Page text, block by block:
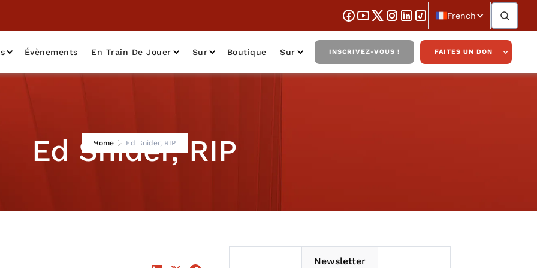
French
Évènements En Train De Jouer Sur Boutique Sur INSCRIVEZ-VOUS ! FAITES UN DON
Home Ed Snider, RIP
Ed Snider, RIP
Newsletter